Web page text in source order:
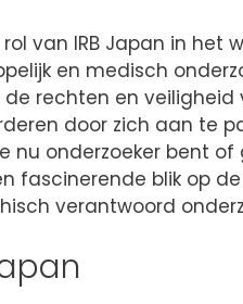
van IRB Japan in het
en medisch
rechten en
door zich aan te
nu onderzoeker bent
fascinerende blik op
verantwoord